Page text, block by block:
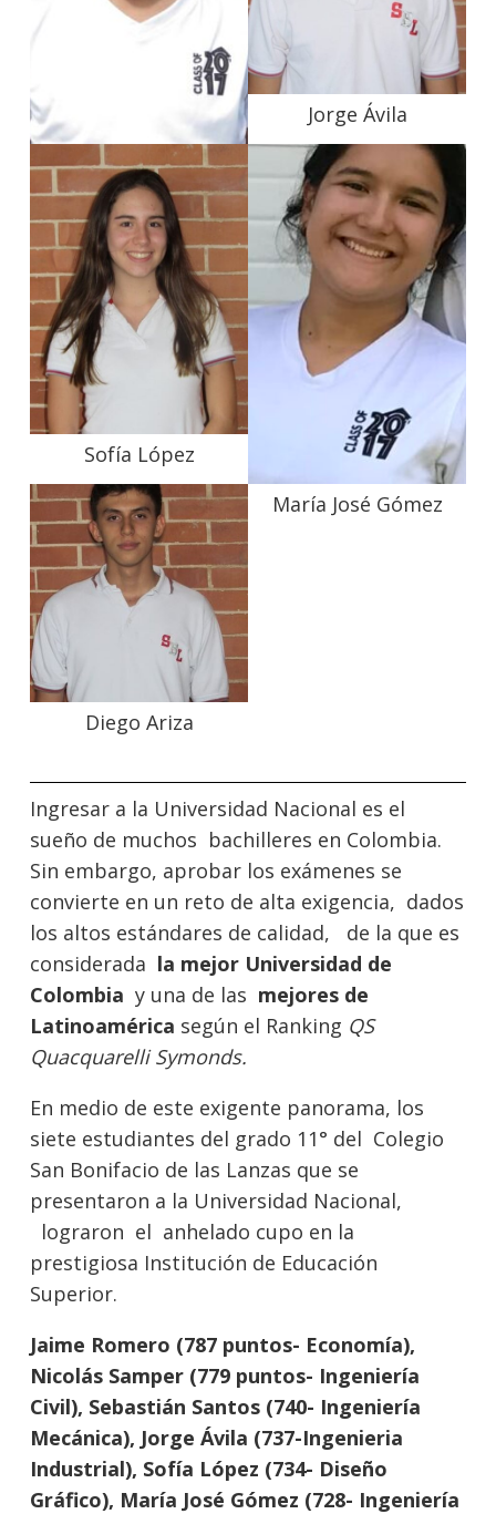
Sebastián Santos
Jorge Ávila
Sofía López
María José Gómez
Diego Ariza
Ingresar a la Universidad Nacional es el
sueño de muchos bachilleres en Colombia.
Sin embargo, aprobar los exámenes se
convierte en un reto de alta exigencia, dados
los altos estándares de calidad, de la que es
considerada la mejor Universidad de
Colombia y una de las mejores de
Latinoamérica según el Ranking QS
Quacquarelli Symonds.
En medio de este exigente panorama, los
siete estudiantes del grado 11° del Colegio
San Bonifacio de las Lanzas que se
presentaron a la Universidad Nacional,
lograron el anhelado cupo en la
prestigiosa Institución de Educación
Superior.
Jaime Romero (787 puntos- Economía),
Nicolás Samper (779 puntos- Ingeniería
Civil), Sebastián Santos (740- Ingeniería
Mecánica), Jorge Ávila (737-Ingenieria
Industrial), Sofía López (734- Diseño
Gráfico), María José Gómez (728- Ingeniería